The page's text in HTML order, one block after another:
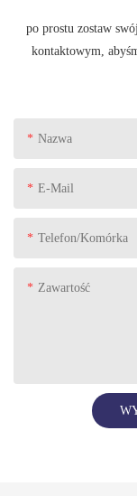
po prostu zostaw
kontaktowym,
Nazwa
E-Mail
Telefon/komórka
Zawartość